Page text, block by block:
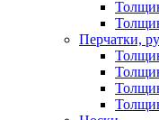
Перчатки,